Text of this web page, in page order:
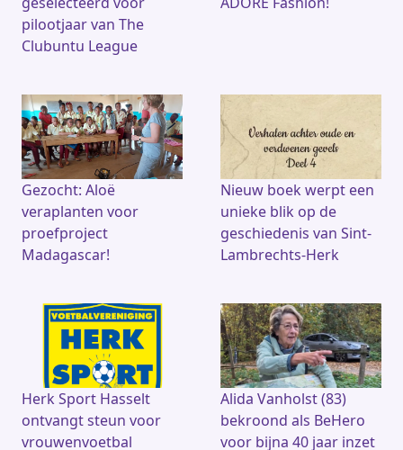
pilootjaar van The
Clubuntu League
Gezocht: Aloë
veraplanten voor
proefproject
Madagascar!
Nieuw boek werpt een
unieke blik op de
geschiedenis van Sint-
Lambrechts-Herk
Herk Sport Hasselt
ontvangt steun voor
vrouwenvoetbal
Alida Vanholst (83)
bekroond als BeHero
voor bijna 40 jaar inzet